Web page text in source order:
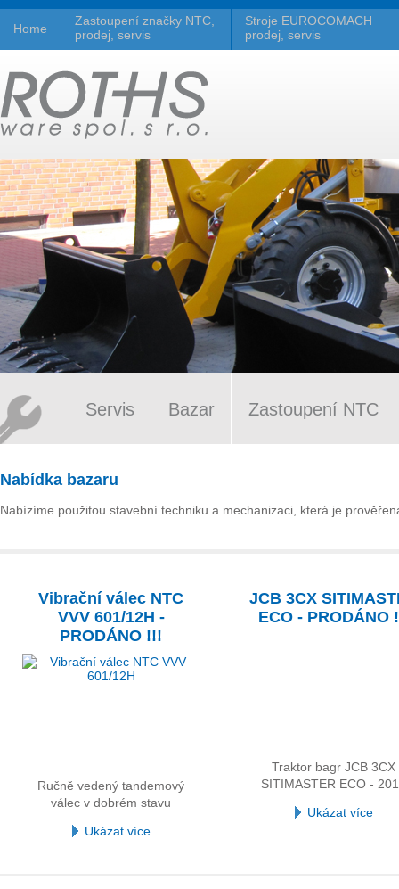
Home
Zastoupení značky NTC,
prodej, servis
Stroje EUROCOMACH
prodej, servis
Servis Bazar Zastoupení NTC
Nabídka bazaru
Nabízíme použitou stavební techniku a mechanizaci, která je
Vibrační válec NTC
VVV 601/12H -
PRODÁNO !!!
Ručně vedený tandemový
válec v dobrém stavu
Ukázat více
JCB 3CX
ECO - PRODÁNO
Traktor bagr JCB 3CX
SITIMASTER ECO -
Ukázat více